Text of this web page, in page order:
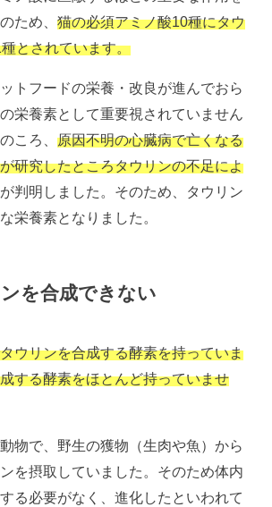
ため、猫の必須アミノ酸10種にタウ
とされています。
トフードの栄養・改良が進んでおら
栄養素として重要視されていません
ころ、原因不明の心臓病で亡くなる
研究したところタウリンの不足によ
判明しました。そのため、タウリン
栄養素となりました。
を合成できない
ウリンを合成する酵素を持っていま
する酵素をほとんど持っていませ
物で、野生の獲物（生肉や魚）から
を摂取していました。そのため体内
る必要がなく、進化したといわれて